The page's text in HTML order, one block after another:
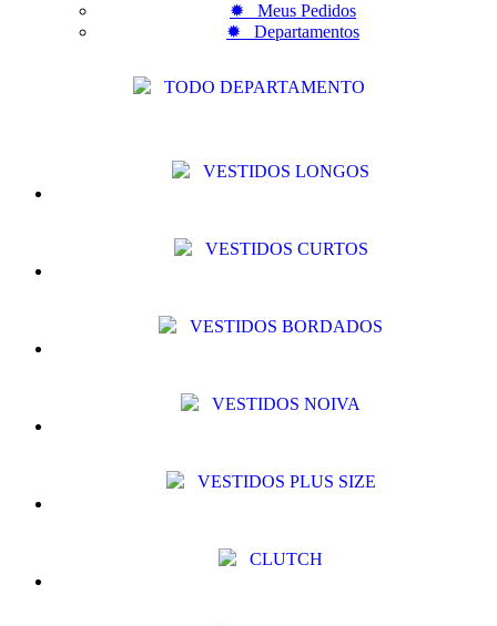
✹ Meus Pedidos
✹ Departamentos
TODO DEPARTAMENTO
VESTIDOS LONGOS
VESTIDOS CURTOS
VESTIDOS BORDADOS
VESTIDOS NOIVA
VESTIDOS PLUS SIZE
CLUTCH